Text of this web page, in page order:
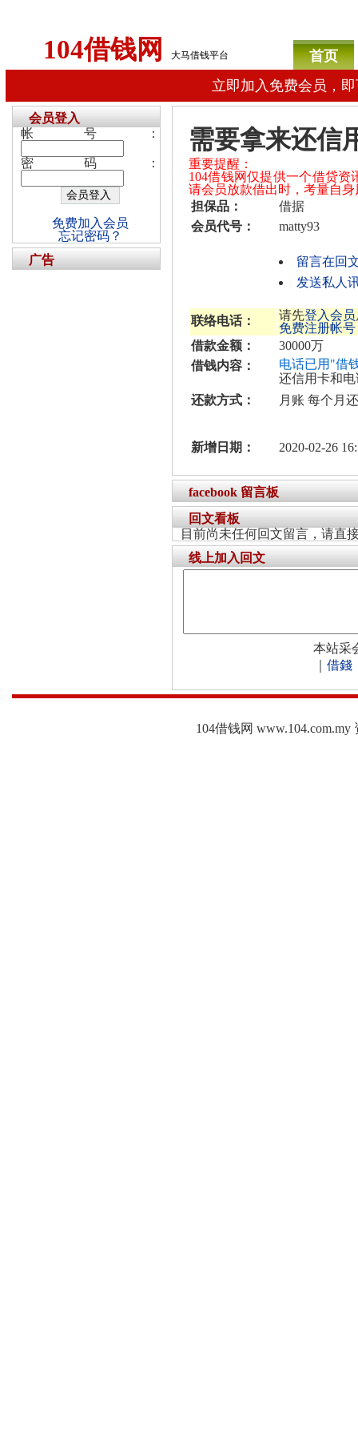
104借钱网 大马借钱平台
首页
立即加入免费会员，
需要拿来还信
重要提醒：
104借钱网仅提供一个借贷
请会员放款借出时，考量自
担保品：
借据
会员代号：
matty93
留言在回
发送私人
联络电话： 请先登入会员
免费注册帐号
借款金额：
30000万
借钱内容：
电话已用"借
还信用卡和
还款方式：
月账 每个月
新增日期： 2020-02-26
facebook 留言板
回文看板
目前尚未任何回文留言，请直
线上加入回文
本站采
借錢
会员登入
帐号：
密码：
免费加入会员
忘记密码？
广告
104借钱网